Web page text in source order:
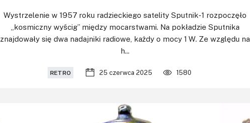
Wystrzelenie w 1957 roku radzieckiego satelity Sputnik-1 rozpoczęło
„kosmiczny wyścig” między mocarstwami. Na pokładzie Sputnika
znajdowały się dwa nadajniki radiowe, każdy o mocy 1 W. Ze względu na
h...
RETRO 25 czerwca 2025 1580